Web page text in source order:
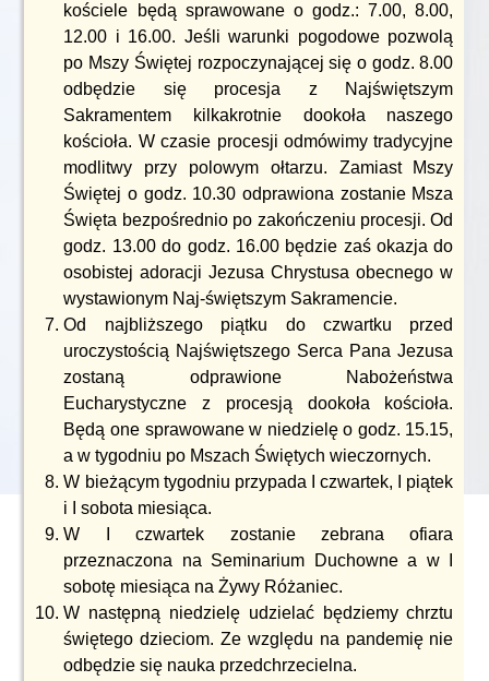
kościele będą sprawowane o godz.: 7.00, 8.00,
12.00 i 16.00. Jeśli warunki pogodowe pozwolą
po Mszy Świętej rozpoczynającej się o godz. 8.00
odbędzie się procesja z Najświętszym
Sakramentem kilkakrotnie dookoła naszego
kościoła. W czasie procesji odmówimy tradycyjne
modlitwy przy polowym ołtarzu. Zamiast Mszy
Świętej o godz. 10.30 odprawiona zostanie Msza
Święta bezpośrednio po zakończeniu procesji. Od
godz. 13.00 do godz. 16.00 będzie zaś okazja do
osobistej adoracji Jezusa Chrystusa obecnego w
wystawionym Naj-świętszym Sakramencie.
Od najbliższego piątku do czwartku przed
uroczystością Najświętszego Serca Pana Jezusa
zostaną odprawione Nabożeństwa
Eucharystyczne z procesją dookoła kościoła.
Będą one sprawowane w niedzielę o godz. 15.15,
a w tygodniu po Mszach Świętych wieczornych.
W bieżącym tygodniu przypada I czwartek, I piątek
i I sobota miesiąca.
W I czwartek zostanie zebrana ofiara
przeznaczona na Seminarium Duchowne a w I
sobotę miesiąca na Żywy Różaniec.
W następną niedzielę udzielać będziemy chrztu
świętego dzieciom. Ze względu na pandemię nie
odbędzie się nauka przedchrzecielna.